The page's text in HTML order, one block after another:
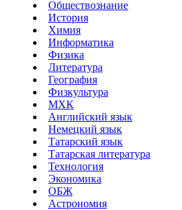
Обществознание
История
Химия
Информатика
Физика
Литература
География
Физкультура
МХК
Английский язык
Немецкий язык
Татарский язык
Татарская литература
Технология
Экономика
ОБЖ
Астрономия